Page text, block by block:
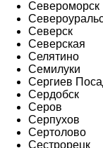
Североморск
Северск
Северская
Селятино
Семилуки
Сергиев
Сердобск
Серов
Серпухов
Сертолово
Сестрорецк